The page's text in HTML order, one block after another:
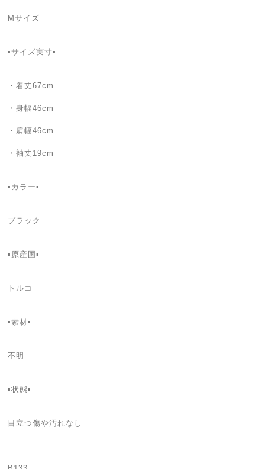
Mサイズ
▪️サイズ実寸▪️
・着丈67cm
・身幅46cm
・肩幅46cm
・袖丈19cm
▪️カラー▪️
ブラック
▪️原産国▪️
トルコ
▪️素材▪️
不明
▪️状態▪️
目立つ傷や汚れなし